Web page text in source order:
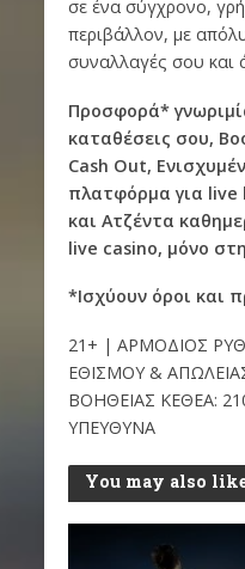
σε ένα σύγχρονο,
περιβάλλον, με
συναλλαγές σου και
Προσφορά*
καταθέσεις σου,
Cash Out,
πλατφόρμα για live
και Ατζέντα
live casino, μόνο
*Ισχύουν όροι και
21+ | ΑΡΜΟΔΙΟΣ
ΕΘΙΣΜΟΥ &
ΒΟΗΘΕΙΑΣ ΚΕΘΕΑ:
ΥΠΕΥΘΥΝΑ
You may also